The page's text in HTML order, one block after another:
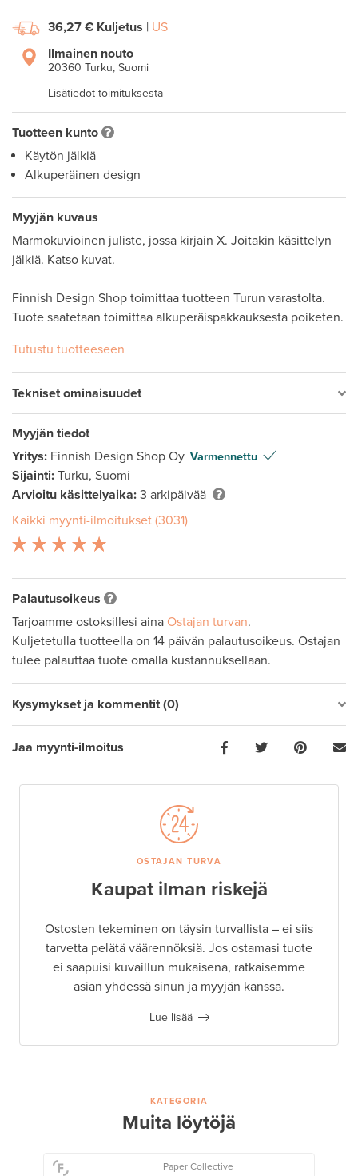
36,27 € Kuljetus | US
Ilmainen nouto
20360 Turku, Suomi
Lisätiedot toimituksesta
Tuotteen kunto
Käytön jälkiä
Alkuperäinen design
Myyjän kuvaus
Marmokuvioinen juliste, jossa kirjain X. Joitakin käsittelyn
jälkiä. Katso kuvat.
Finnish Design Shop toimittaa tuotteen Turun varastolta.
Tuote saatetaan toimittaa alkuperäispakkauksesta poiketen.
Tutustu tuotteeseen
Tekniset ominaisuudet
Myyjän tiedot
Yritys: Finnish Design Shop Oy Varmennettu
Sijainti: Turku, Suomi
Arvioitu käsittelyaika: 3 arkipäivää
Kaikki myynti-ilmoitukset (3031)
Palautusoikeus
Tarjoamme ostoksillesi aina Ostajan turvan.
Kuljetetulla tuotteella on 14 päivän palautusoikeus. Ostajan
tulee palauttaa tuote omalla kustannuksellaan.
Kysymykset ja kommentit (0)
Jaa myynti-ilmoitus
OSTAJAN TURVA
Kaupat ilman riskejä
Ostosten tekeminen on täysin turvallista – ei siis
tarvetta pelätä väärennöksiä. Jos ostamasi tuote
ei saapuisi kuvaillun mukaisena, ratkaisemme
asian yhdessä sinun ja myyjän kanssa.
Lue lisää
KATEGORIA
Muita löytöjä
Paper Collective